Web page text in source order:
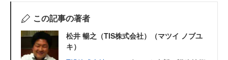
この記事の著者
松井 暢之（TIS株式会社）（マツイ ノブユ
キ）